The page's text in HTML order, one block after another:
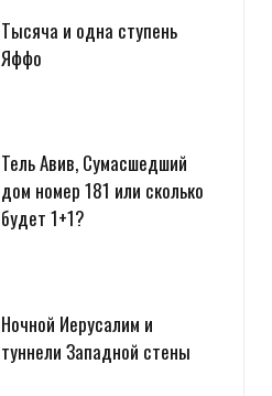
Тысяча и одна ступень
Яффо
Тель Авив, Сумасшедший
дом номер 181 или сколько
будет 1+1?
Ночной Иерусалим и
туннели Западной стены